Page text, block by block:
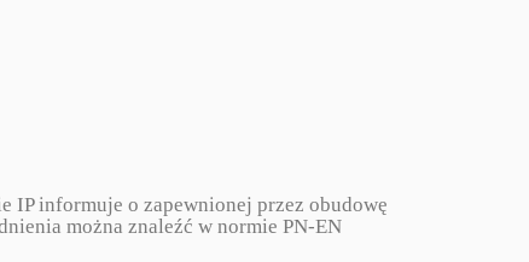
IP informuje o zapewnionej przez obudowę
można znaleźć w normie PN-EN